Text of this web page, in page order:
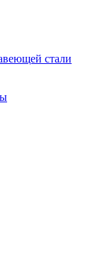
стали